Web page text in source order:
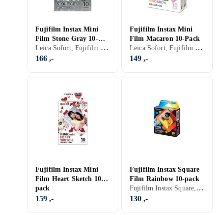
Fujifilm Instax Mini
Film Stone Gray 10-
pack
Leica Sofort, Fujifilm Instax Mini, Farge
166 ,-
Fujifilm Instax Mini
Film Macaron 10-Pack
Leica Sofort, Fujifilm Instax Mini, Farge
149 ,-
Fujifilm Instax Mini
Film Heart Sketch 10-
pack
159 ,-
Fujifilm Instax Square
Film Rainbow 10-pack
Fujifilm Instax Square, Farge
130 ,-